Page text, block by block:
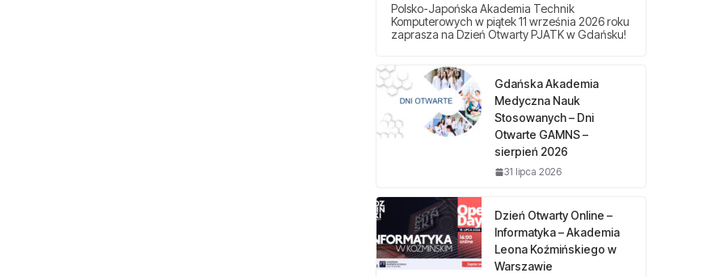
Polsko-Japońska Akademia Technik
Komputerowych w piątek 11 września 2026 roku
zaprasza na Dzień Otwarty PJATK w Gdańsku!
Gdańska Akademia
Medyczna Nauk
Stosowanych – Dni
Otwarte GAMNS –
sierpień 2026
31 lipca 2026
Dzień Otwarty Online –
Informatyka – Akademia
Leona Koźmińskiego w
Warszawie